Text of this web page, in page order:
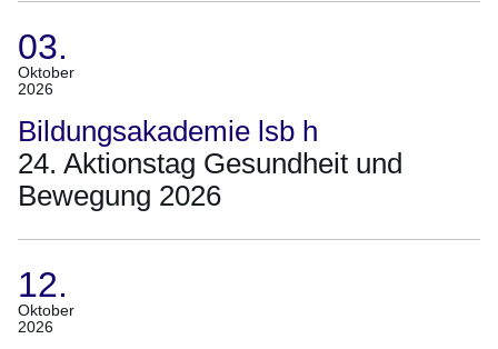
03.
Oktober
2026
(Termin:
03.
Oktober
Bildungsakademie lsb h
24. Aktionstag Gesundheit und
Bewegung 2026
12.
Oktober
2026
(Termin:
12.